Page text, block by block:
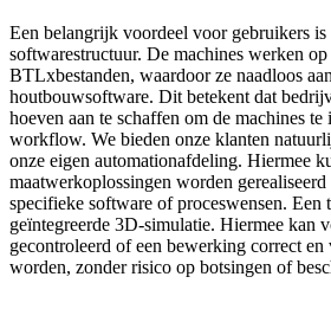
Een belangrijk voordeel voor gebruikers is
softwarestructuur. De machines werken
BTLxbestanden, waardoor ze naadloos
houtbouwsoftware. Dit betekent dat
hoeven aan te schaffen om de machines te
workflow. We bieden onze klanten
onze eigen automationafdeling. Hiermee
maatwerkoplossingen worden
specifieke software of proceswensen. Een
geïntegreerde 3D-simulatie. Hiermee kan
gecontroleerd of een bewerking correct
worden, zonder risico op botsingen of